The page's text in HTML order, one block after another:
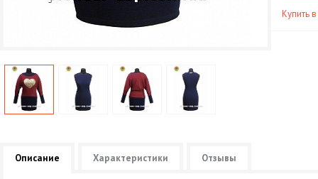
Купить
Описание Характеристики Отзывы